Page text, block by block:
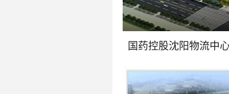
国药控股沈阳物流中